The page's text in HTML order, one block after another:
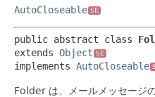
AutoCloseable SE
public abstract class
extends Object SE
implements AutoCloseable
Folder は、メールメッセージ